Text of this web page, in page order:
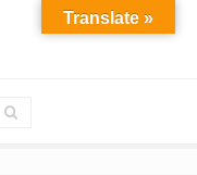
Translate »